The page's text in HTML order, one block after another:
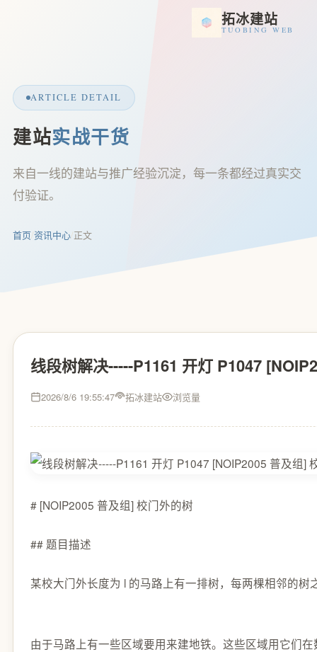
拓冰建站
TUOBING WEB
ARTICLE DETAIL
建站实战干货
来自一线的建站与推广经验沉淀，每一条都经过真实交
付验证。
首页/资讯中心/正文
线段树解决-----P1161 开灯 P1047
2026/8/6 19:55:47 拓冰建站 浏览量
# [NOIP2005 普及组] 校门外的树
## 题目描述
某校大门外长度为 l 的马路上有一排树，每两棵相邻的
由于马路上有一些区域要用来建地铁。这些区域用它们